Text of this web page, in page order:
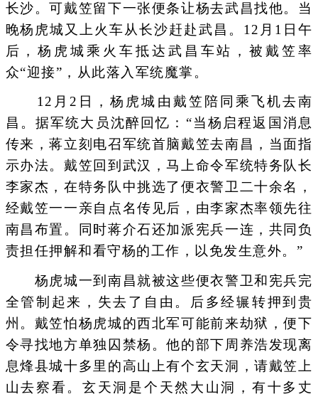
长沙。可戴笠留下一张便条让杨去武昌找他。当
晚杨虎城又上火车从长沙赶赴武昌。12月1日午
后，杨虎城乘火车抵达武昌车站，被戴笠率
众“迎接”，从此落入军统魔掌。
12月2日，杨虎城由戴笠陪同乘飞机去南
昌。据军统大员沈醉回忆：“当杨启程返国消息
传来，蒋立刻电召军统首脑戴笠去南昌，当面指
示办法。戴笠回到武汉，马上命令军统特务队长
李家杰，在特务队中挑选了便衣警卫二十余名，
经戴笠一一亲自点名传见后，由李家杰率领先往
南昌布置。同时蒋介石还加派宪兵一连，共同负
责担任押解和看守杨的工作，以免发生意外。”
杨虎城一到南昌就被这些便衣警卫和宪兵完
全管制起来，失去了自由。后多经辗转押到贵
州。戴笠怕杨虎城的西北军可能前来劫狱，便下
令寻找地方单独囚禁杨。他的部下周养浩发现离
息烽县城十多里的高山上有个玄天洞，请戴笠上
山去察看。玄天洞是个天然大山洞，有十多丈